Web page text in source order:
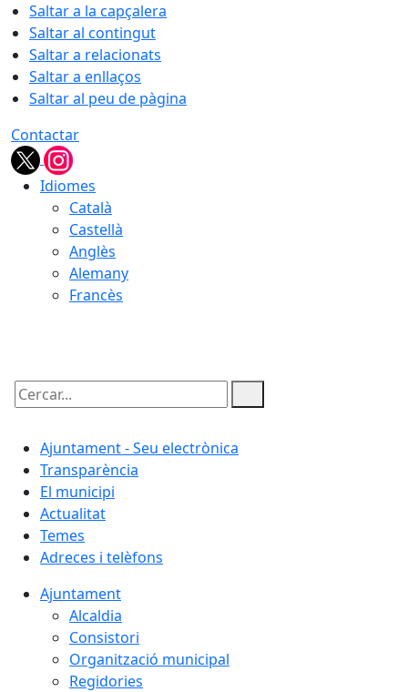
Saltar a la capçalera
Saltar al contingut
Saltar a relacionats
Saltar a enllaços
Saltar al peu de pàgina
Contactar
Idiomes
Català
Castellà
Anglès
Alemany
Francès
Cercar:
Ajuntament - Seu electrònica
Transparència
El municipi
Actualitat
Temes
Adreces i telèfons
Ajuntament
Alcaldia
Consistori
Organització municipal
Regidories